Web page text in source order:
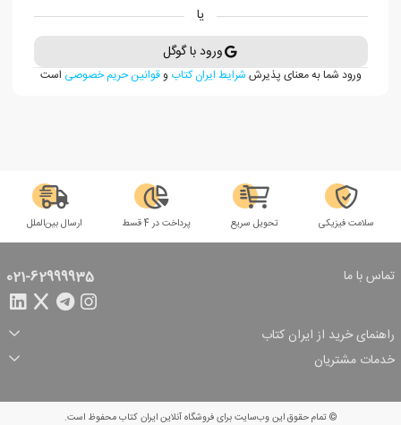
یا
ورود با گوگل
ورود شما به معنای پذیرش شرایط ایران کتاب وقوانین حریم خصوصی است
سلامت فیزیکی تحویل سریع پرداخت در 4 قسط ارسال بین‌الملل
تماس با ما 021-62999935
راهنمای خرید از ایران کتاب
ثبت سفارش
شرایط ارسال سفارش
شیوه پرداخت
تخفیف‌های خرید
خدمات مشتریان
© تمام حقوق این وب‌سایت برای فروشگاه آنلاین ایران کتاب محفوظ است.